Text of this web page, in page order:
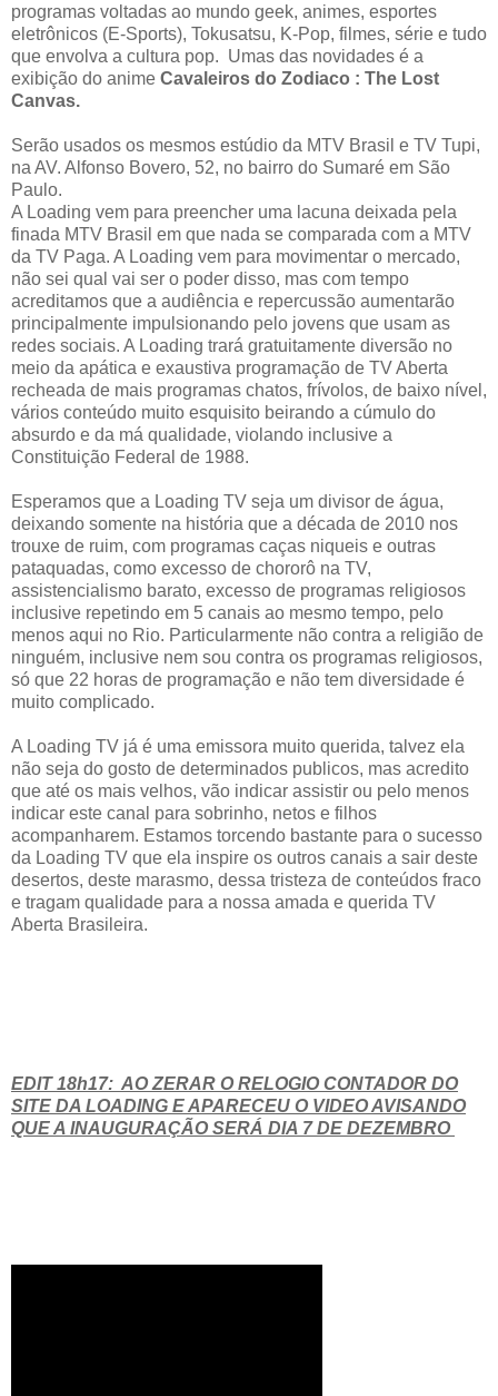
programas voltadas ao mundo geek, animes, esportes
eletrônicos (E-Sports), Tokusatsu, K-Pop, filmes, série e tudo
que envolva a cultura pop. Umas das novidades é a
exibição do anime Cavaleiros do Zodiaco : The Lost
Canvas.
Serão usados os mesmos estúdio da MTV Brasil e TV Tupi,
na AV. Alfonso Bovero, 52, no bairro do Sumaré em São
Paulo.
A Loading vem para preencher uma lacuna deixada pela
finada MTV Brasil em que nada se comparada com a MTV
da TV Paga. A Loading vem para movimentar o mercado,
não sei qual vai ser o poder disso, mas com tempo
acreditamos que a audiência e repercussão aumentarão
principalmente impulsionando pelo jovens que usam as
redes sociais. A Loading trará gratuitamente diversão no
meio da apática e exaustiva programação de TV Aberta
recheada de mais programas chatos, frívolos, de baixo nível,
vários conteúdo muito esquisito beirando a cúmulo do
absurdo e da má qualidade, violando inclusive a
Constituição Federal de 1988.
Esperamos que a Loading TV seja um divisor de água,
deixando somente na história que a década de 2010 nos
trouxe de ruim, com programas caças niqueis e outras
pataquadas, como excesso de chororô na TV,
assistencialismo barato, excesso de programas religiosos
inclusive repetindo em 5 canais ao mesmo tempo, pelo
menos aqui no Rio. Particularmente não contra a religião de
ninguém, inclusive nem sou contra os programas religiosos,
só que 22 horas de programação e não tem diversidade é
muito complicado.
A Loading TV já é uma emissora muito querida, talvez ela
não seja do gosto de determinados publicos, mas acredito
que até os mais velhos, vão indicar assistir ou pelo menos
indicar este canal para sobrinho, netos e filhos
acompanharem. Estamos torcendo bastante para o sucesso
da Loading TV que ela inspire os outros canais a sair deste
desertos, deste marasmo, dessa tristeza de conteúdos fraco
e tragam qualidade para a nossa amada e querida TV
Aberta Brasileira.
EDIT 18h17: AO ZERAR O RELOGIO CONTADOR DO
SITE DA LOADING E APARECEU O VIDEO AVISANDO
QUE A INAUGURAÇÃO SERÁ DIA 7 DE DEZEMBRO